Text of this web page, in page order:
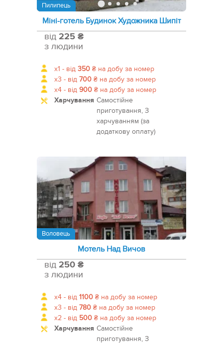
Пилипець
Міні-готель Будинок Художника Шипіт
від 225 ₴
з людини
x1 - від 350 ₴ на добу за номер
x3 - від 700 ₴ на добу за номер
x4 - від 900 ₴ на добу за номер
Харчування Самостійне
приготування, З
харчуванням (за
додаткову оплату)
Воловець
Мотель Над Вичов
від 250 ₴
з людини
x4 - від 1100 ₴ на добу за номер
x3 - від 780 ₴ на добу за номер
x2 - від 500 ₴ на добу за номер
Харчування Самостійне
приготування, З